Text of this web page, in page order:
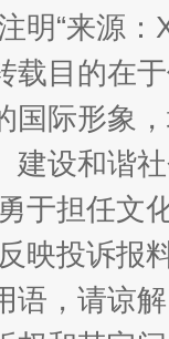
雪山、麦地、白藏房
明“来源
载目的在
国际形象
建设和谐
于担任文
映投诉报
语，请谅